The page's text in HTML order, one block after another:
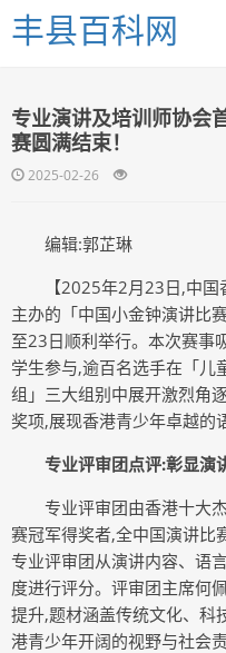
丰县百科网
专业演讲及培训师协会
赛圆满结束！
2025-02-26
编辑:郭芷琳
【2025年2月23日,中
主办的「中国小金钟演讲比
至23日顺利举行。本次赛事
学生参与,逾百名选手在「儿
组」三大组别中展开激烈角
奖项,展现香港青少年卓越的
专业评审团点评:彰显演
专业评审团由香港十大
赛冠军得奖者,全中国演讲比
专业评审团从演讲内容、语
度进行评分。评审团主席何
提升,题材涵盖传统文化、科
港青少年开阔的视野与社会